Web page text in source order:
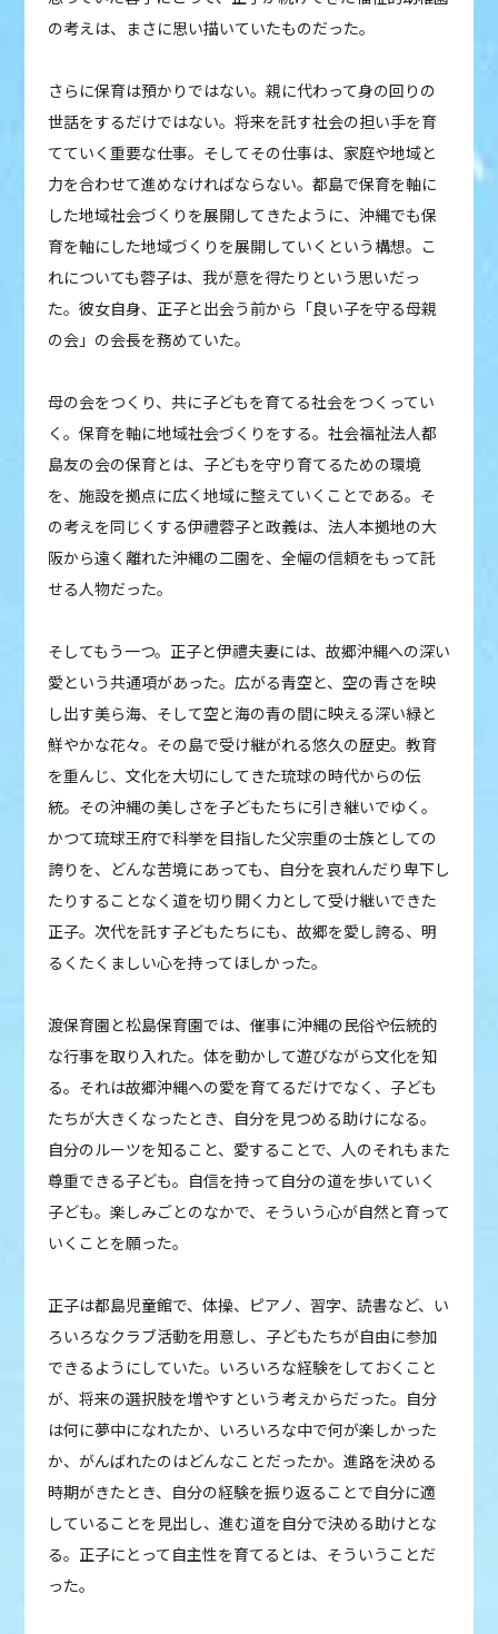
の考えは、まさに思い描いていたものだった。
さらに保育は預かりではない。親に代わって身の回りの
世話をするだけではない。将来を託す社会の担い手を育
てていく重要な仕事。そしてその仕事は、家庭や地域と
力を合わせて進めなければならない。都島で保育を軸に
した地域社会づくりを展開してきたように、沖縄でも保
育を軸にした地域づくりを展開していくという構想。こ
れについても蓉子は、我が意を得たりという思いだっ
た。彼女自身、正子と出会う前から「良い子を守る母親
の会」の会長を務めていた。
母の会をつくり、共に子どもを育てる社会をつくってい
く。保育を軸に地域社会づくりをする。社会福祉法人都
島友の会の保育とは、子どもを守り育てるための環境
を、施設を拠点に広く地域に整えていくことである。そ
の考えを同じくする伊禮蓉子と政義は、法人本拠地の大
阪から遠く離れた沖縄の二園を、全幅の信頼をもって託
せる人物だった。
そしてもう一つ。正子と伊禮夫妻には、故郷沖縄への深い
愛という共通項があった。広がる青空と、空の青さを映
し出す美ら海、そして空と海の青の間に映える深い緑と
鮮やかな花々。その島で受け継がれる悠久の歴史。教育
を重んじ、文化を大切にしてきた琉球の時代からの伝
統。その沖縄の美しさを子どもたちに引き継いでゆく。
かつて琉球王府で科挙を目指した父宗重の士族としての
誇りを、どんな苦境にあっても、自分を哀れんだり卑下し
たりすることなく道を切り開く力として受け継いできた
正子。次代を託す子どもたちにも、故郷を愛し誇る、明
るくたくましい心を持ってほしかった。
渡保育園と松島保育園では、催事に沖縄の民俗や伝統的
な行事を取り入れた。体を動かして遊びながら文化を知
る。それは故郷沖縄への愛を育てるだけでなく、子ども
たちが大きくなったとき、自分を見つめる助けになる。
自分のルーツを知ること、愛することで、人のそれもまた
尊重できる子ども。自信を持って自分の道を歩いていく
子ども。楽しみごとのなかで、そういう心が自然と育って
いくことを願った。
正子は都島児童館で、体操、ピアノ、習字、読書など、い
ろいろなクラブ活動を用意し、子どもたちが自由に参加
できるようにしていた。いろいろな経験をしておくこと
が、将来の選択肢を増やすという考えからだった。自分
は何に夢中になれたか、いろいろな中で何が楽しかった
か、がんばれたのはどんなことだったか。進路を決める
時期がきたとき、自分の経験を振り返ることで自分に適
していることを見出し、進む道を自分で決める助けとな
る。正子にとって自主性を育てるとは、そういうことだ
った。